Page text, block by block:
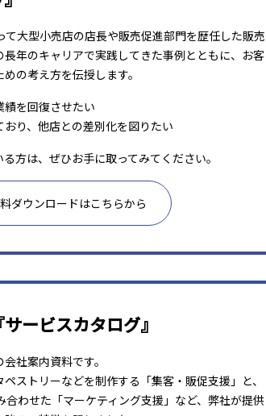
大型小売店の店長や販売促進部門を歴任した販売
年のキャリアで実践してきた事例とともに、お客
の考え方を伝授します。
績を回復させたい
おり、他店との差別化を図りたい
方は、ぜひお手に取ってみてください。
ダウンロードはこちらから
ービスカタログ』
社案内資料です。
ストリーなどを制作する「集客・販促支援」と、
わせた「マーケティング支援」など、弊社が提供